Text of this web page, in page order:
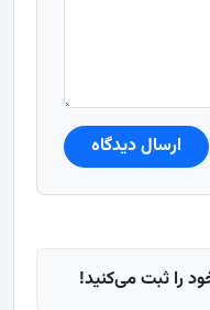
ارسال دیدگاه
را ثبت می‌کنید!